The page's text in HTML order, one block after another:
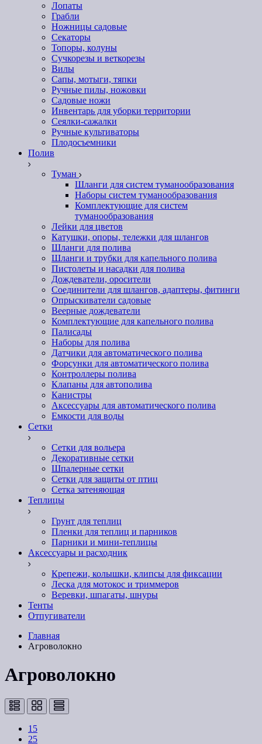
Лопаты
Грабли
Ножницы садовые
Секаторы
Топоры, колуны
Сучкорезы и веткорезы
Вилы
Сапы, мотыги, тяпки
Ручные пилы, ножовки
Садовые ножи
Инвентарь для уборки территории
Сеялки-сажалки
Ручные культиваторы
Плодосъемники
Полив
Туман
Шланги для систем туманообразования
Наборы систем туманообразования
Комплектующие для систем
туманообразования
Лейки для цветов
Катушки, опоры, тележки для шлангов
Шланги для полива
Шланги и трубки для капельного полива
Пистолеты и насадки для полива
Дождеватели, оросители
Соединители для шлангов, адаптеры, фитинги
Опрыскиватели садовые
Веерные дождеватели
Комплектующие для капельного полива
Палисады
Наборы для полива
Датчики для автоматического полива
Форсунки для автоматического полива
Контроллеры полива
Клапаны для автополива
Канистры
Аксессуары для автоматического полива
Емкости для воды
Сетки
Сетки для вольера
Декоративные сетки
Шпалерные сетки
Сетки для защиты от птиц
Сетка затеняющая
Теплицы
Грунт для теплиц
Пленки для теплиц и парников
Парники и мини-теплицы
Аксессуары и расходник
Крепежи, колышки, клипсы для фиксации
Леска для мотокос и триммеров
Веревки, шпагаты, шнуры
Тенты
Отпугиватели
Главная
Агроволокно
Агроволокно
15
25